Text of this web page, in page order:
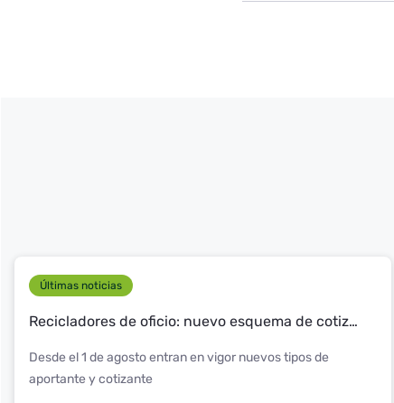
Últimas noticias
Recicladores de oficio: nuevo esquema de cotización a riesgos laborales en PILA
Desde el 1 de agosto entran en vigor nuevos tipos de
aportante y cotizante